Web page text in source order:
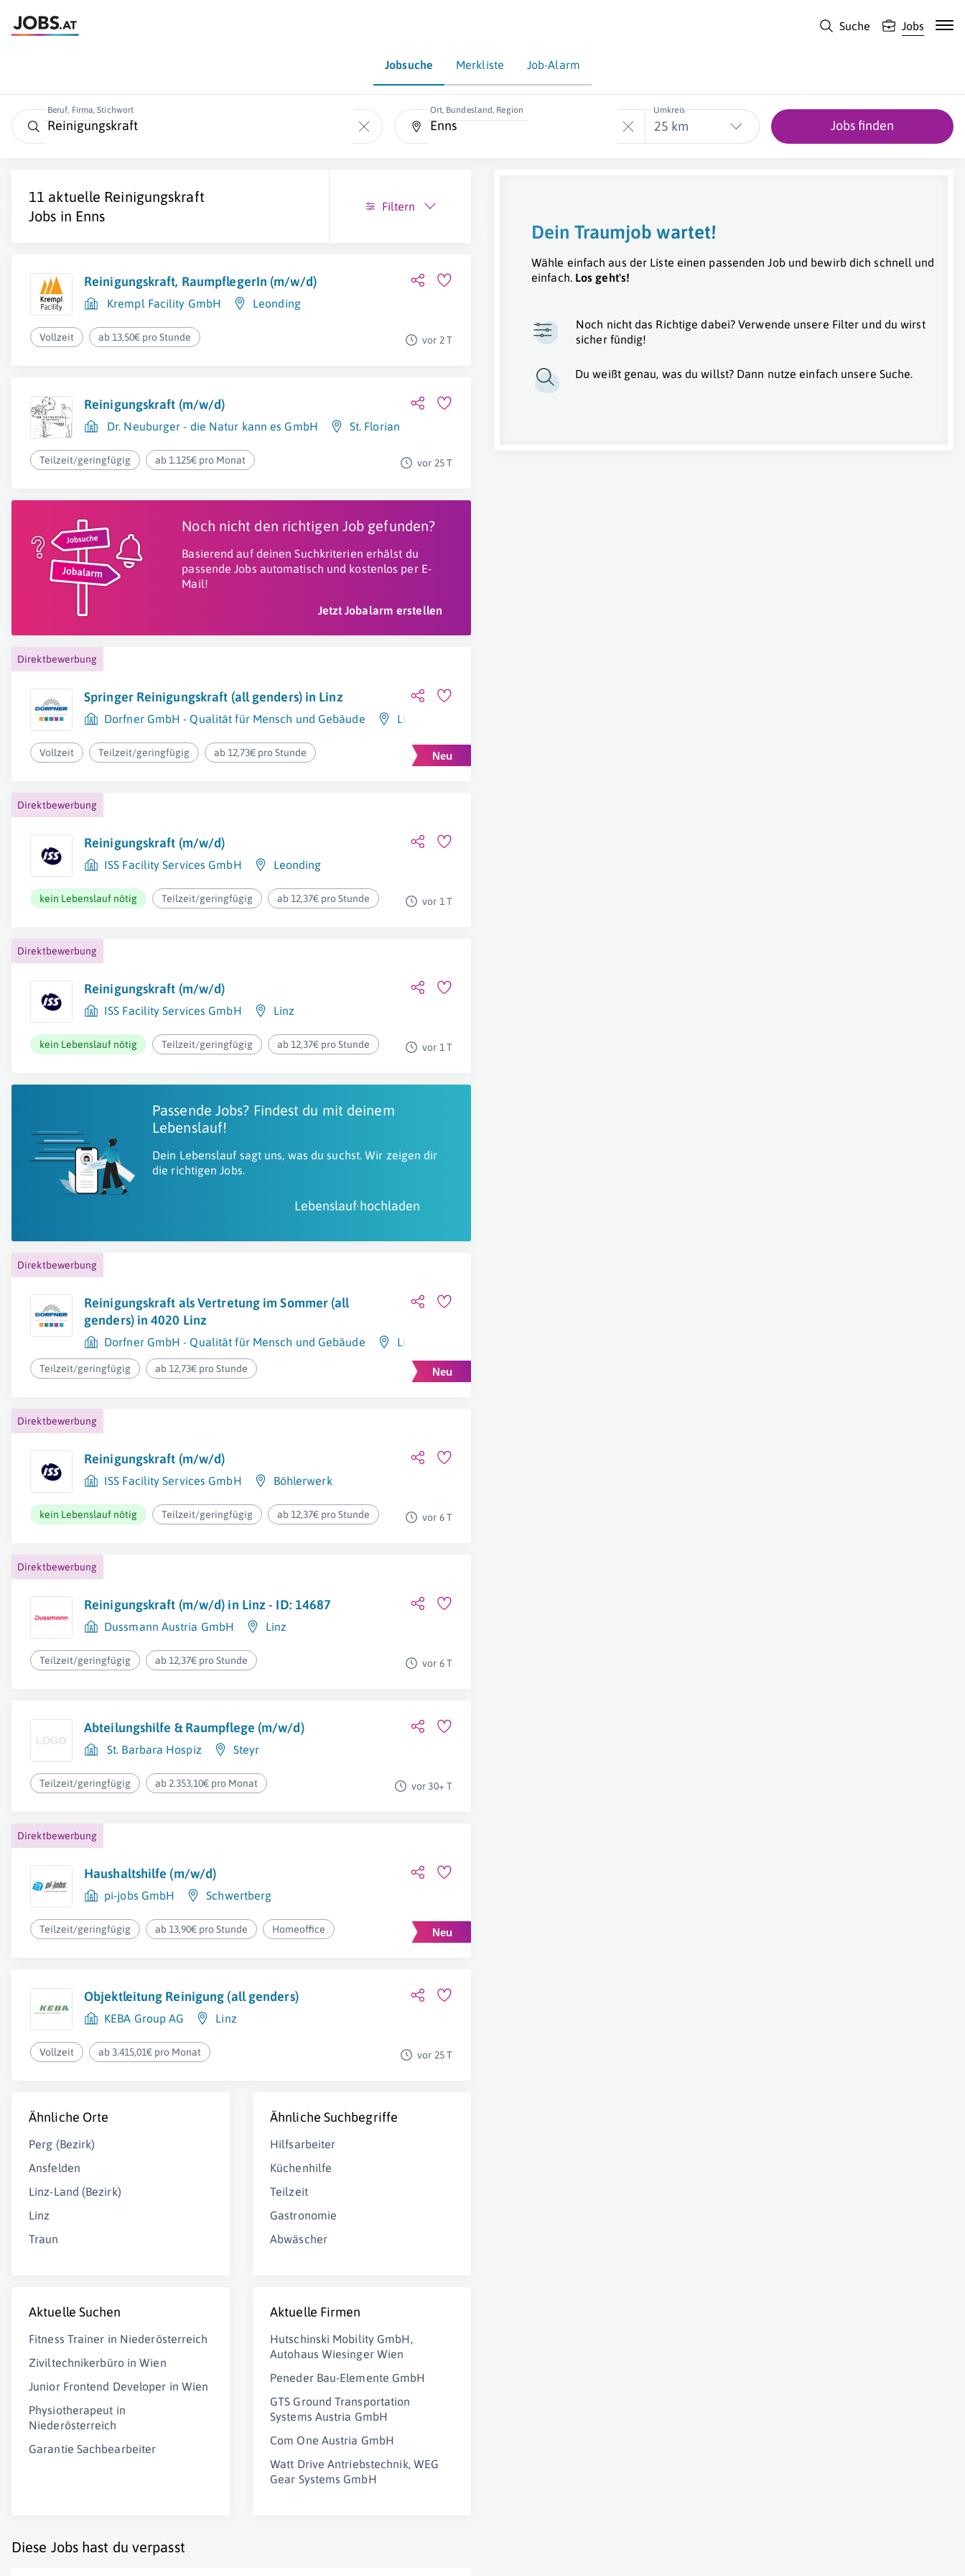
Suche Jobs
Jobsuche Merkliste Job-Alarm
Beruf, Firma, Stichwort Ort, Bundesland, Region Umkreis
25 km Jobs finden
11 aktuelle Reinigungskraft
Jobs in Enns
Filtern
Reinigungskraft, RaumpflegerIn (m/w/d)
Krempl Facility GmbH Leonding
Vollzeit ab 13,50€ pro Stunde vor 2 T
Reinigungskraft (m/w/d)
Dr. Neuburger - die Natur kann es GmbH St. Florian
Teilzeit/geringfügig ab 1.125€ pro Monat vor 25 T
Noch nicht den richtigen Job gefunden?
Basierend auf deinen Suchkriterien erhälst du
passende Jobs automatisch und kostenlos per E-
Mail!
Jetzt Jobalarm erstellen
Direktbewerbung
Springer Reinigungskraft (all genders) in Linz
Dorfner GmbH - Qualität für Mensch und Gebäude Linz
Vollzeit Teilzeit/geringfügig ab 12,73€ pro Stunde
Direktbewerbung
Reinigungskraft (m/w/d)
ISS Facility Services GmbH Leonding
kein Lebenslauf nötig Teilzeit/geringfügig ab 12,37€ pro Stunde vor 1 T
Direktbewerbung
Reinigungskraft (m/w/d)
ISS Facility Services GmbH Linz
kein Lebenslauf nötig Teilzeit/geringfügig ab 12,37€ pro Stunde vor 1 T
Passende Jobs? Findest du mit deinem
Lebenslauf!
Dein Lebenslauf sagt uns, was du suchst. Wir zeigen dir
die richtigen Jobs.
Lebenslauf hochladen
Direktbewerbung
Reinigungskraft als Vertretung im Sommer (all
genders) in 4020 Linz
Dorfner GmbH - Qualität für Mensch und Gebäude Linz
Teilzeit/geringfügig ab 12,73€ pro Stunde
Direktbewerbung
Reinigungskraft (m/w/d)
ISS Facility Services GmbH Böhlerwerk
kein Lebenslauf nötig Teilzeit/geringfügig ab 12,37€ pro Stunde vor 6 T
Direktbewerbung
Reinigungskraft (m/w/d) in Linz - ID: 14687
Dussmann Austria GmbH Linz
Teilzeit/geringfügig ab 12,37€ pro Stunde vor 6 T
Abteilungshilfe & Raumpflege (m/w/d)
St. Barbara Hospiz Steyr
Teilzeit/geringfügig ab 2.353,10€ pro Monat vor 30+ T
Direktbewerbung
Haushaltshilfe (m/w/d)
pi-jobs GmbH Schwertberg
Teilzeit/geringfügig ab 13,90€ pro Stunde Homeoffice
Objektleitung Reinigung (all genders)
KEBA Group AG Linz
Vollzeit ab 3.415,01€ pro Monat vor 25 T
Ähnliche Orte
Perg (Bezirk)
Ansfelden
Linz-Land (Bezirk)
Linz
Traun
Ähnliche Suchbegriffe
Hilfsarbeiter
Küchenhilfe
Teilzeit
Gastronomie
Abwäscher
Aktuelle Suchen
Fitness Trainer in Niederösterreich
Ziviltechnikerbüro in Wien
Junior Frontend Developer in Wien
Physiotherapeut in
Niederösterreich
Garantie Sachbearbeiter
Aktuelle Firmen
Hutschinski Mobility GmbH,
Autohaus Wiesinger Wien
Peneder Bau-Elemente GmbH
GTS Ground Transportation
Systems Austria GmbH
Com One Austria GmbH
Watt Drive Antriebstechnik, WEG
Gear Systems GmbH
Diese Jobs hast du verpasst
Dein Traumjob wartet!
Wähle einfach aus der Liste einen passenden Job und bewirb dich schnell und
einfach. Los geht's!
Noch nicht das Richtige dabei? Verwende unsere Filter und du wirst
sicher fündig!
Du weißt genau, was du willst? Dann nutze einfach unsere Suche.